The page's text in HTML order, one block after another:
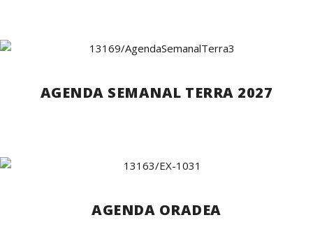
AGENDA SEMANAL TERRA 2027
AGENDA ORADEA